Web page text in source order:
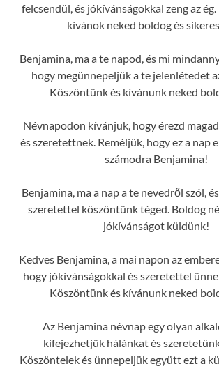
felcsendül, és jókívánságokkal zeng az
kívánok neked boldog és
Benjamina, ma a te napod, és mi
hogy megünnepeljük a te jelenlétedet
Köszöntünk és kívánunk neked
Névnapodon kívánjuk, hogy érezd
és szeretettnek. Reméljük, hogy ez a nap
számodra Benjamina!
Benjamina, ma a nap a te nevedről szól,
szeretettel köszöntünk téged. Boldog
jókívánságot küldünk!
Kedves Benjamina, a mai napon az
hogy jókívánságokkal és szeretettel
Köszöntünk és kívánunk neked
Az Benjamina névnap egy olyan
kifejezhetjük hálánkat és
Köszöntelek és ünnepeljük együtt ezt a